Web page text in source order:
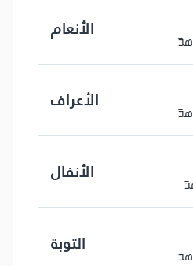
الأنعام
الأعراف
الأنفال
التوبة